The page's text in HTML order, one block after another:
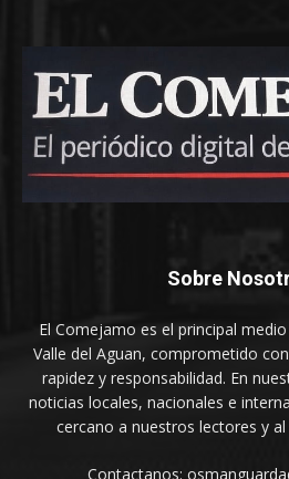
Sobre
El Comejamo es el principal
Valle del Aguan, comprometido
rapidez y responsabilidad. En
noticias locales, nacionales e
cercano a nuestros lectores y
Contactanos: